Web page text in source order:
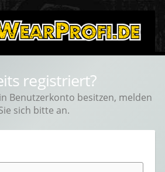
registriert?
Benutzerkonto besitzen, melden
sich bitte an.